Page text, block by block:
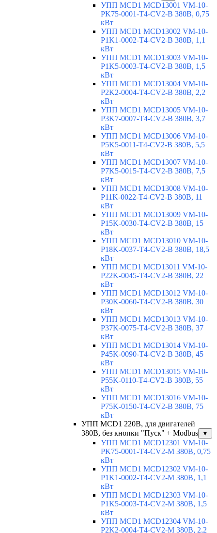
УПП MCD1 MCD13001 VM-10-
PK75-0001-T4-CV2-B 380В, 0,75
кВт
УПП MCD1 MCD13002 VM-10-
P1K1-0002-T4-CV2-B 380В, 1,1
кВт
УПП MCD1 MCD13003 VM-10-
P1K5-0003-T4-CV2-B 380В, 1,5
кВт
УПП MCD1 MCD13004 VM-10-
P2K2-0004-T4-CV2-B 380В, 2,2
кВт
УПП MCD1 MCD13005 VM-10-
P3K7-0007-T4-CV2-B 380В, 3,7
кВт
УПП MCD1 MCD13006 VM-10-
P5K5-0011-T4-CV2-B 380В, 5,5
кВт
УПП MCD1 MCD13007 VM-10-
P7K5-0015-T4-CV2-B 380В, 7,5
кВт
УПП MCD1 MCD13008 VM-10-
P11K-0022-T4-CV2-B 380В, 11
кВт
УПП MCD1 MCD13009 VM-10-
P15K-0030-T4-CV2-B 380В, 15
кВт
УПП MCD1 MCD13010 VM-10-
P18K-0037-T4-CV2-B 380В, 18,5
кВт
УПП MCD1 MCD13011 VM-10-
P22K-0045-T4-CV2-B 380В, 22
кВт
УПП MCD1 MCD13012 VM-10-
P30K-0060-T4-CV2-B 380В, 30
кВт
УПП MCD1 MCD13013 VM-10-
P37K-0075-T4-CV2-B 380В, 37
кВт
УПП MCD1 MCD13014 VM-10-
P45K-0090-T4-CV2-B 380В, 45
кВт
УПП MCD1 MCD13015 VM-10-
P55K-0110-T4-CV2-B 380В, 55
кВт
УПП MCD1 MCD13016 VM-10-
P75K-0150-T4-CV2-B 380В, 75
кВт
УПП MCD1 220В, для двигателей
380В, без кнопки "Пуск" + Modbus
▼
УПП MCD1 MCD12301 VM-10-
PK75-0001-T4-CV2-M 380В, 0,75
кВт
УПП MCD1 MCD12302 VM-10-
P1K1-0002-T4-CV2-M 380В, 1,1
кВт
УПП MCD1 MCD12303 VM-10-
P1K5-0003-T4-CV2-M 380В, 1,5
кВт
УПП MCD1 MCD12304 VM-10-
P2K2-0004-T4-CV2-M 380В, 2,2